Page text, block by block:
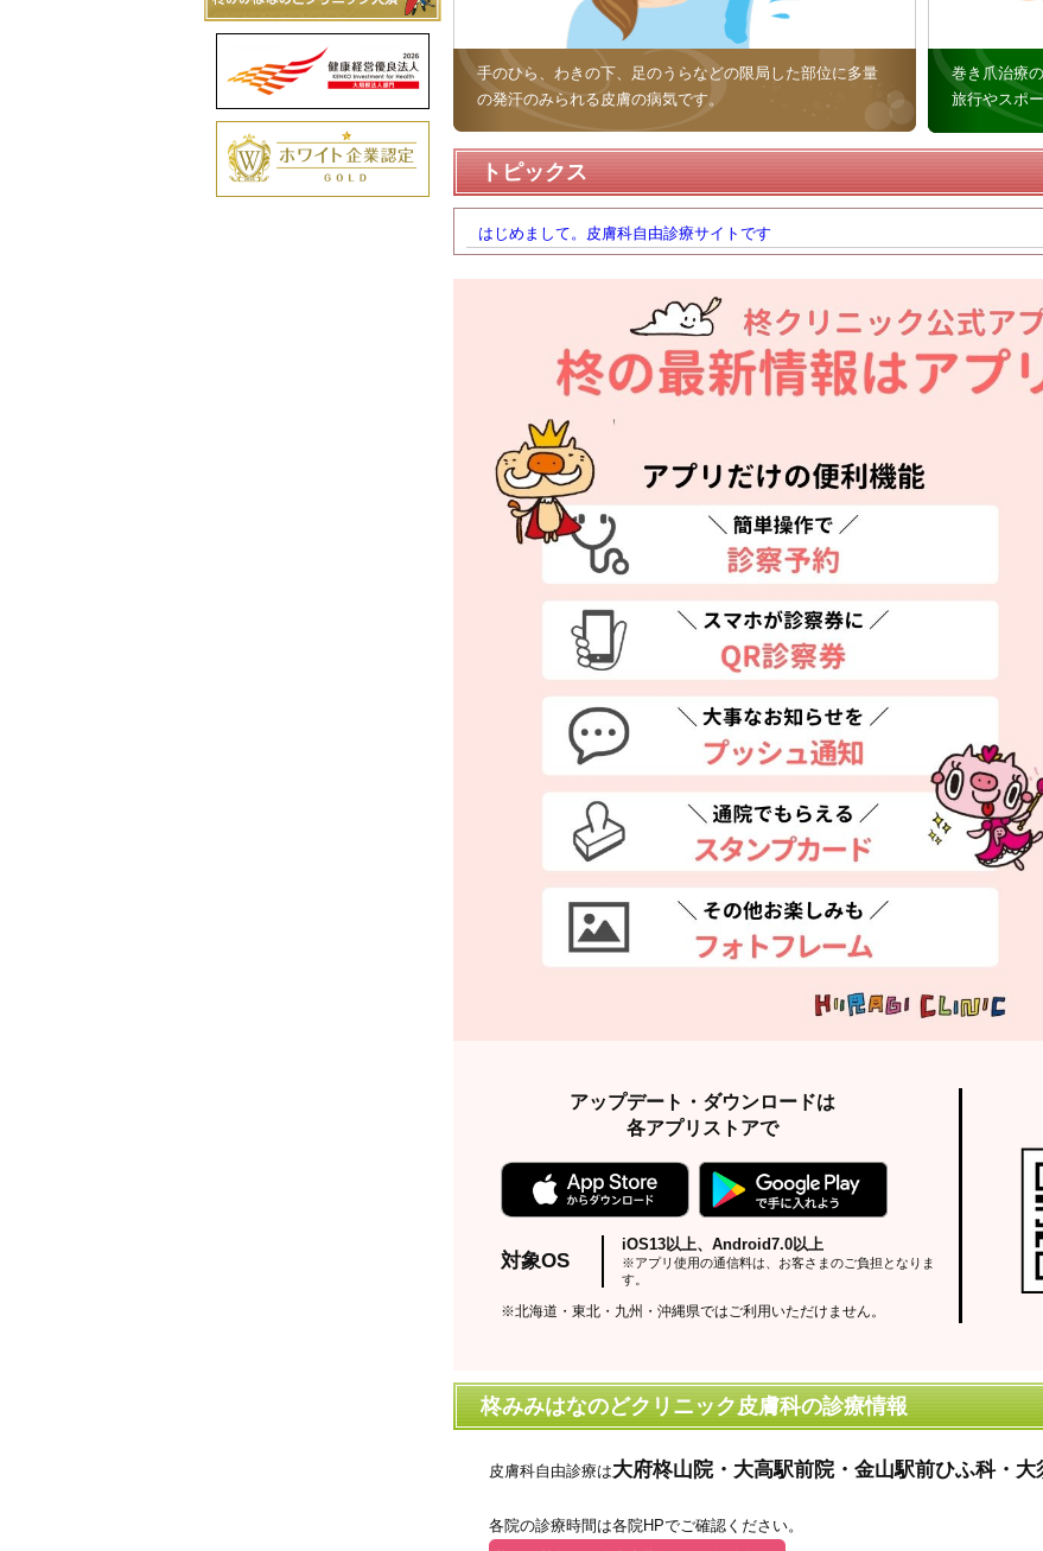
手のひら、わきの下、足のうらなどの限局した部位に多量
の発汗のみられる皮膚の病気です。
巻き爪治療
旅行やスポ
トピックス
はじめまして。皮膚科自由診療サイトです
アップデート・ダウンロードは
各アプリストアで
対象OS
iOS13以上、Android7.0以上
※アプリ使用の通信料は、お客さまのご負担となりま
す。
※北海道・東北・九州・沖縄県ではご利用いただけません。
柊みみはなのどクリニック皮膚科の診療情報
皮膚科自由診療は大府柊山院・大高駅前院・金山駅前ひふ科・大
各院の診療時間は各院HPでご確認ください。